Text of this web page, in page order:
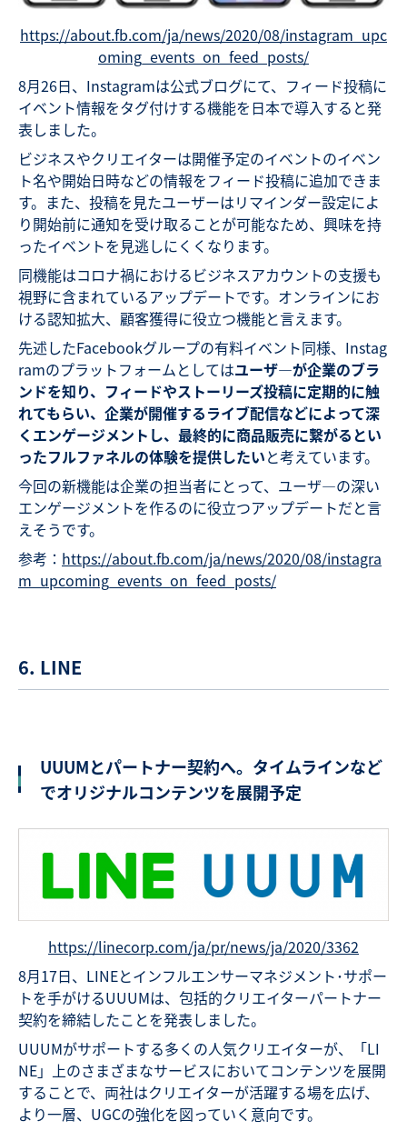
https://about.fb.com/ja/news/2020/08/instagram_upc
oming_events_on_feed_posts/
8月26日、Instagramは公式ブログにて、フィード投稿に
イベント情報をタグ付けする機能を日本で導入すると発
表しました。
ビジネスやクリエイターは開催予定のイベントのイベン
ト名や開始日時などの情報をフィード投稿に追加できま
す。また、投稿を見たユーザーはリマインダー設定によ
り開始前に通知を受け取ることが可能なため、興味を持
ったイベントを見逃しにくくなります。
同機能はコロナ禍におけるビジネスアカウントの支援も
視野に含まれているアップデートです。オンラインにお
ける認知拡大、顧客獲得に役立つ機能と言えます。
先述したFacebookグループの有料イベント同様、Instag
ramのプラットフォームとしてはユーザ―が企業のブラ
ンドを知り、フィードやストーリーズ投稿に定期的に触
れてもらい、企業が開催するライブ配信などによって深
くエンゲージメントし、最終的に商品販売に繋がるとい
ったフルファネルの体験を提供したいと考えています。
今回の新機能は企業の担当者にとって、ユーザ―の深い
エンゲージメントを作るのに役立つアップデートだと言
えそうです。
参考： https://about.fb.com/ja/news/2020/08/instagra
m_upcoming_events_on_feed_posts/
6. LINE
UUUMとパートナー契約へ。タイムラインなど
でオリジナルコンテンツを展開予定
https://linecorp.com/ja/pr/news/ja/2020/3362
8月17日、LINEとインフルエンサーマネジメント･サポー
トを手がけるUUUMは、包括的クリエイターパートナー
契約を締結したことを発表しました。
UUUMがサポートする多くの人気クリエイターが、「LI
NE」上のさまざまなサービスにおいてコンテンツを展開
することで、両社はクリエイターが活躍する場を広げ、
より一層、UGCの強化を図っていく意向です。